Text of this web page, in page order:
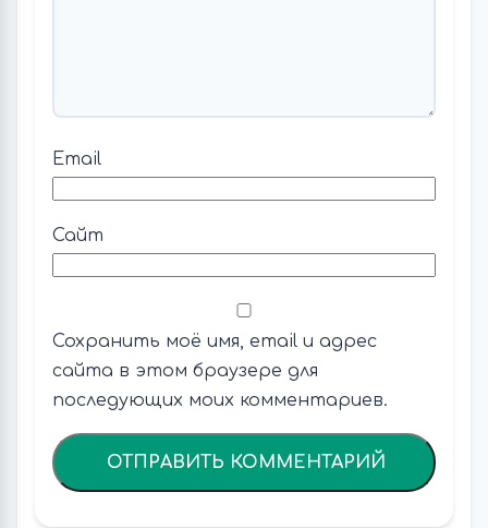
Email
Сайт
Сохранить моё имя, email и адрес
сайта в этом браузере для
последующих моих комментариев.